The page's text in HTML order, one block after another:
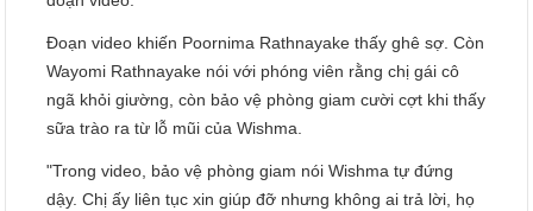
Đoạn video khiến Poornima Rathnayake thấy ghê sợ. Còn
Wayomi Rathnayake nói với phóng viên rằng chị gái cô
ngã khỏi giường, còn bảo vệ phòng giam cười cợt khi thấy
sữa trào ra từ lỗ mũi của Wishma.
"Trong video, bảo vệ phòng giam nói Wishma tự đứng
dậy. Chị ấy liên tục xin giúp đỡ nhưng không ai trả lời, họ